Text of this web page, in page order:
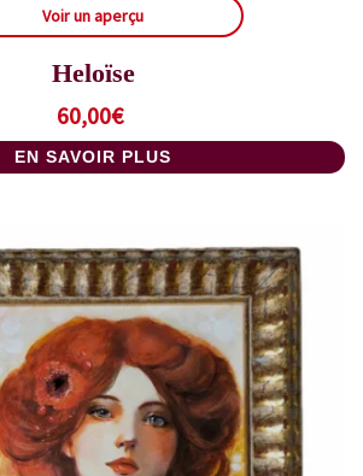
Voir un aperçu
Heloïse
60,00€
EN SAVOIR PLUS